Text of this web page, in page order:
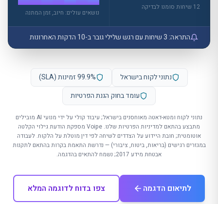
12 שיחות סומנו לבדיקה
נושאים עולים: חיוב, זמן המתנה
התראה: 3 שיחות עם רגש שלילי גובר ב-10 הדקות האחרונות
נתוני לקוח בישראל
99.9% זמינות (SLA)
עומד בחוק הגנת הפרטיות
נתוני לקוח ומטא-דאטה מאוחסנים בישראל; עיבוד קולי על ידי מנועי AI מובילים
מתבצע בהתאם למדיניות הפרטיות שלנו.
Voipe מספקת הודעת גילוי הקלטה
אוטומטית; חובת היידוע על הצדדים לשיחה לפי דין מוטלת על הלקוח. לעבודה
במגזרים רגישים (בריאות, ביטוח, ציבורי) — נדרשת התאמת בקרות בהתאם לתקנות
אבטחת מידע 2017; נשמח להתאים בהדגמה.
לתיאום הדגמה צפו בדוח לדוגמה המלא